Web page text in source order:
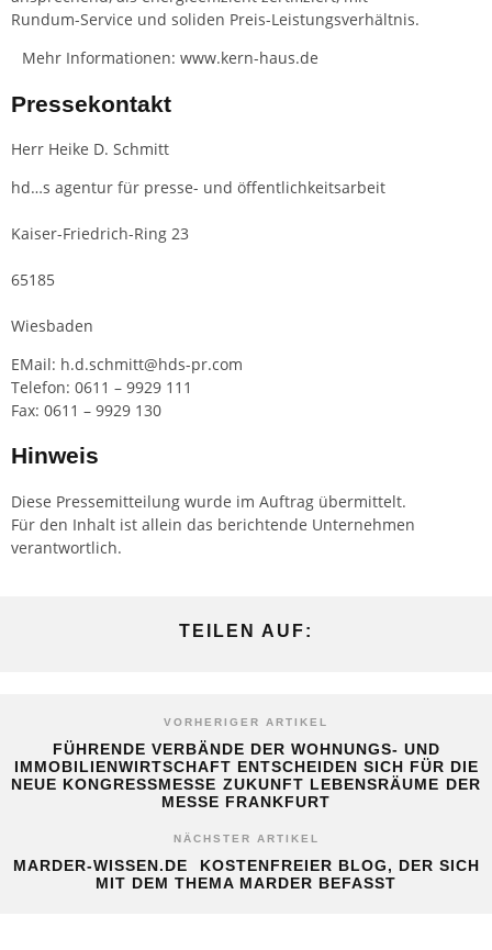
Rundum-Service und soliden Preis-Leistungsverhältnis.
Mehr Informationen: www.kern-haus.de
Pressekontakt
Herr Heike D. Schmitt
hd…s agentur für presse- und öffentlichkeitsarbeit
Kaiser-Friedrich-Ring 23
65185
Wiesbaden
EMail: h.d.schmitt@hds-pr.com
Telefon: 0611 – 9929 111
Fax: 0611 – 9929 130
Hinweis
Diese Pressemitteilung wurde im Auftrag übermittelt.
Für den Inhalt ist allein das berichtende Unternehmen
verantwortlich.
TEILEN AUF:
VORHERIGER ARTIKEL
FÜHRENDE VERBÄNDE DER WOHNUNGS- UND
IMMOBILIENWIRTSCHAFT ENTSCHEIDEN SICH FÜR DIE
NEUE KONGRESSMESSE ZUKUNFT LEBENSRÄUME DER
MESSE FRANKFURT
NÄCHSTER ARTIKEL
MARDER-WISSEN.DE  KOSTENFREIER BLOG, DER SICH
MIT DEM THEMA MARDER BEFASST